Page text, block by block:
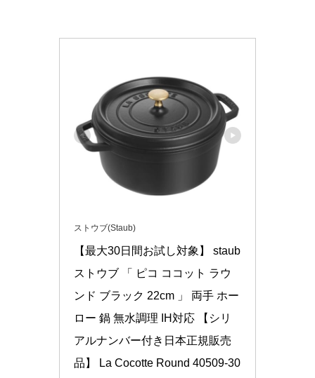
ストウブ(Staub)
【最大30日間お試し対象】 staub
ストウブ 「 ピコ ココット ラウ
ンド ブラック 22cm 」 両手 ホー
ロー 鍋 無水調理 IH対応 【シリ
アルナンバー付き日本正規販売
品】 La Cocotte Round 40509-30